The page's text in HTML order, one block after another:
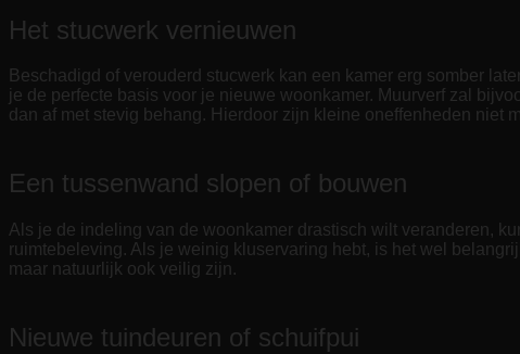
Het stucwerk vernieuwen
Beschadigd of verouderd stucwerk kan een kamer erg somber
je de perfecte basis voor je nieuwe woonkamer. Muurverf zal
dan af met stevig behang. Hierdoor zijn kleine oneffenheden niet
Een tussenwand slopen of bouwen
Als je de indeling van de woonkamer drastisch wilt veranderen,
ruimtebeleving. Als je weinig kluservaring hebt, is het wel
maar natuurlijk ook veilig zijn.
Nieuwe tuindeuren of schuifpui